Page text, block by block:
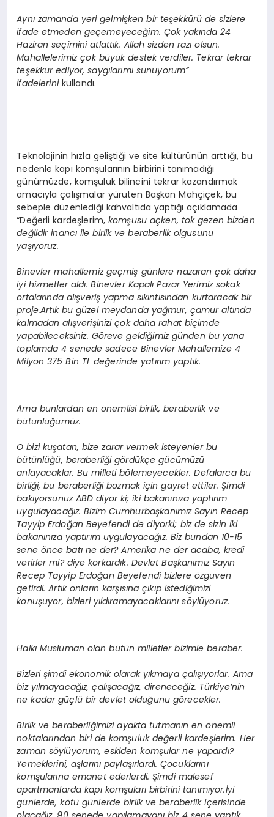
Aynı zamanda yeri gelmişken bir teşekkürü de sizlere
ifade etmeden geçemeyeceğim. Çok yakında 24
Haziran seçimini atlattık. Allah sizden razı olsun.
Mahallelerimiz çok büyük destek verdiler. Tekrar tekrar
teşekkür ediyor, saygılarımı sunuyorum”
ifadelerinikullandı.
Teknolojinin hızla geliştiği ve site kültürünün arttığı, bu
nedenle kapı komşularının birbirini tanımadığı
günümüzde, komşuluk bilincini tekrar kazandırmak
amacıyla çalışmalar yürüten Başkan Mahçiçek, bu
sebeple düzenlediği kahvaltıda yaptığı açıklamada
“Değerli kardeşlerim,komşusu açken, tok gezen bizden
değildir inancı ile birlik ve beraberlik olgusunu
yaşıyoruz.
Binevler mahallemiz geçmiş günlere nazaran çok daha
iyi hizmetler aldı. Binevler Kapalı Pazar Yerimiz sokak
ortalarında alışveriş yapma sıkıntısından kurtaracak bir
proje.Artık bu güzel meydanda yağmur, çamur altında
kalmadan alışverişinizi çok daha rahat biçimde
yapabileceksiniz. Göreve geldiğimiz günden bu yana
toplamda 4 senede sadece Binevler Mahallemize 4
Milyon 375 Bin TL değerinde yatırım yaptık.
Ama bunlardan en önemlisi birlik, beraberlik ve
bütünlüğümüz.
O bizi kuşatan, bize zarar vermek isteyenler bu
bütünlüğü, beraberliği gördükçe gücümüzü
anlayacaklar. Bu milleti bölemeyecekler. Defalarca bu
birliği, bu beraberliği bozmak için gayret ettiler. Şimdi
bakıyorsunuz ABD diyor ki; iki bakanınıza yaptırım
uygulayacağız. Bizim Cumhurbaşkanımız Sayın Recep
Tayyip Erdoğan Beyefendi de diyorki; biz de sizin iki
bakanınıza yaptırım uygulayacağız. Biz bundan 10-15
sene önce batı ne der? Amerika ne der acaba, kredi
verirler mi? diye korkardık. Devlet Başkanımız Sayın
Recep Tayyip Erdoğan Beyefendi bizlere özgüven
getirdi. Artık onların karşısına çıkıp istediğimizi
konuşuyor, bizleri yıldıramayacaklarını söylüyoruz.
Halkı Müslüman olan bütün milletler bizimle beraber.
Bizleri şimdi ekonomik olarak yıkmaya çalışıyorlar. Ama
biz yılmayacağız, çalışacağız, direneceğiz. Türkiye’nin
ne kadar güçlü bir devlet olduğunu görecekler.
Birlik ve beraberliğimizi ayakta tutmanın en önemli
noktalarından biri de komşuluk değerli kardeşlerim. Her
zaman söylüyorum, eskiden komşular ne yapardı?
Yemeklerini, aşlarını paylaşırlardı. Çocuklarını
komşularına emanet ederlerdi. Şimdi malesef
apartmanlarda kapı komşuları birbirini tanımıyor.İyi
günlerde, kötü günlerde birlik ve beraberlik içerisinde